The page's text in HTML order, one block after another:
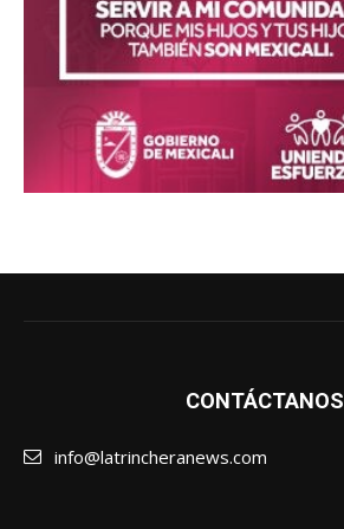
CONTÁCTANOS
info@latrincheranews.com